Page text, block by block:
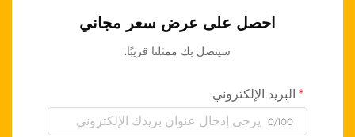
احصل على عرض سعر مجاني
سيتصل بك ممثلنا قريبًا.
البريد الإلكتروني
0/100